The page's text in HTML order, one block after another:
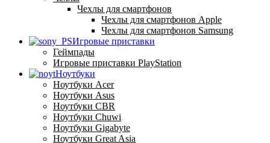
Чехлы для смартфонов
Чехлы для смартфонов Apple
Чехлы для смартфонов Samsung
Игровые приставки
Геймпады
Игровые приставки PlayStation
Ноутбуки
Ноутбуки Acer
Ноутбуки Asus
Ноутбуки CBR
Ноутбуки Chuwi
Ноутбуки Gigabyte
Ноутбуки Great Asia